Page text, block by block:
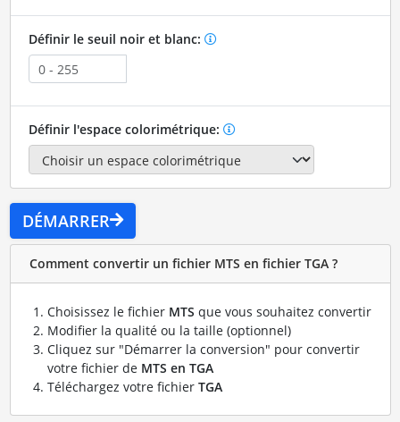
Définir le seuil noir et blanc:
Définir l'espace colorimétrique:
DÉMARRER
Comment convertir un fichier MTS en fichier TGA ?
Choisissez le fichier MTS que vous souhaitez convertir
Modifier la qualité ou la taille (optionnel)
Cliquez sur "Démarrer la conversion" pour convertir
votre fichier de MTS en TGA
Téléchargez votre fichier TGA